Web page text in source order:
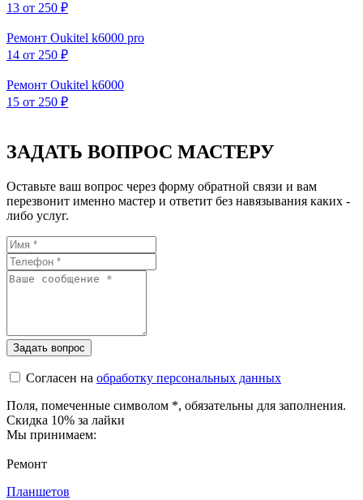
13 от 250 ₽
Ремонт Oukitel k6000 pro
14 от 250 ₽
Ремонт Oukitel k6000
15 от 250 ₽
ЗАДАТЬ ВОПРОС МАСТЕРУ
Оставьте ваш вопрос через форму обратной связи и вам
перезвонит именно мастер и ответит без навязывания каких -
либо услуг.
Согласен на обработку персональных данных
Поля, помеченные символом *, обязательны для заполнения.
Скидка 10% за лайки
Мы принимаем:
Ремонт
Планшетов